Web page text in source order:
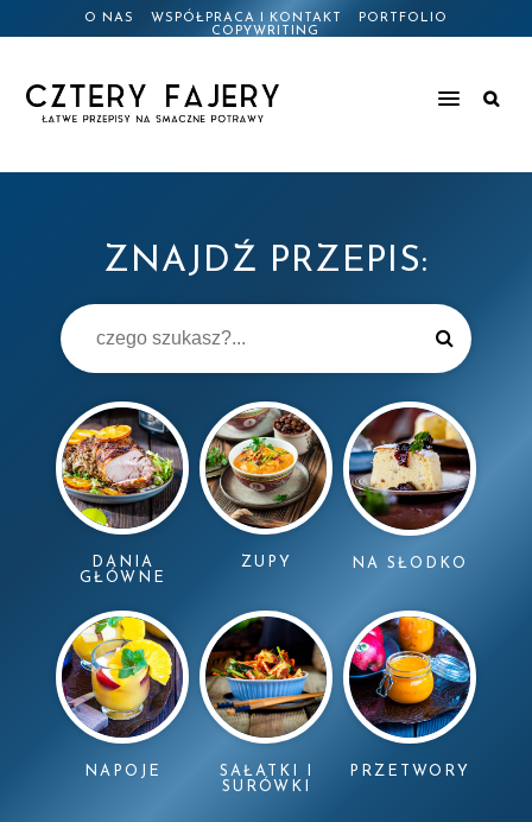
O NAS WSPÓŁPRACA I KONTAKT
PORTFOLIO
COPYWRITING
ZNAJDŹ PRZEPIS:
DANIA
GŁÓWNE
ZUPY NA SŁODKO
NAPOJE
SAŁATKI I
SURÓWKI
PRZETWORY